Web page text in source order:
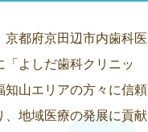
京都府京田辺市内歯科医
「よしだ歯科クリニッ
知山エリアの方々に信頼
、地域医療の発展に貢献